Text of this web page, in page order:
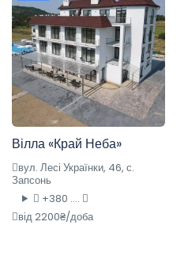
Вілла «Край Неба»
вул. Лесі Українки, 46, с.
Запсонь
+380 ....
від 2200₴/доба